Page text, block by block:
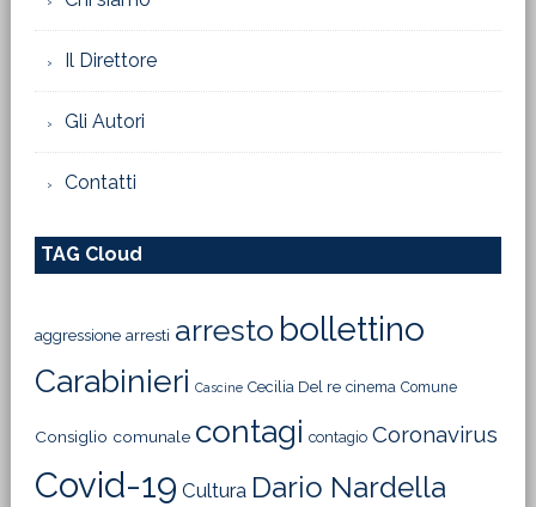
Il Direttore
Gli Autori
Contatti
TAG Cloud
aggressione arresti arresto bollettino
Carabinieri Cascine Cecilia Del re cinema Comune
Consiglio comunale contagi contagio Coronavirus
Covid-19 Cultura Dario Nardella